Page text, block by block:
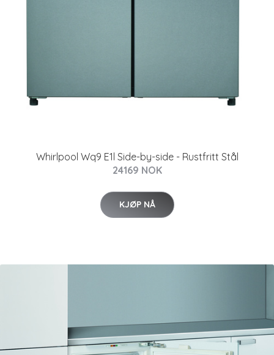
Whirlpool Wq9 E1l Side-by-side - Rustfritt Stål
24169 NOK
KJØP NÅ